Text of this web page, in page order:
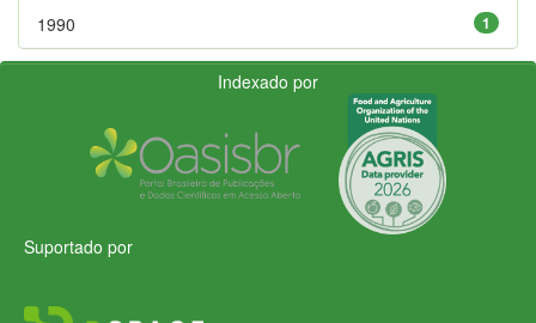
1
1990
Indexado por
Suportado por